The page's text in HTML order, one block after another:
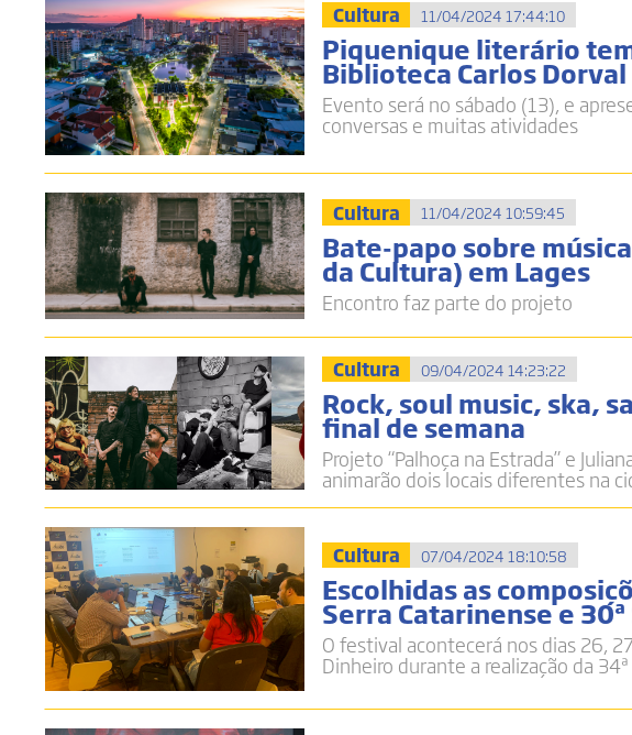
Cultura 11/04/2024 17:44:10
Piquenique literário
Biblioteca Carlos
Evento será no sábado (13), e
conversas e muitas atividades
Cultura 11/04/2024 10:59:45
Bate-papo sobre
da Cultura) em Lages
Encontro faz parte do projeto
Cultura 09/04/2024 14:23:22
Rock, soul music, ska,
final de semana
Projeto “Palhoça na Estrada” e
animarão dois locais diferentes na
Cultura 07/04/2024 18:10:58
Escolhidas as
Serra Catarinense e
O festival acontecerá nos dias 26,
Dinheiro durante a realização da